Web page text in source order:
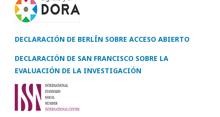
DECLARACIÓN DE BERLÍN SOBRE ACCESO ABIERTO
DECLARACIÓN DE SAN FRANCISCO SOBRE LA
EVALUACIÓN DE LA INVESTIGACIÓN